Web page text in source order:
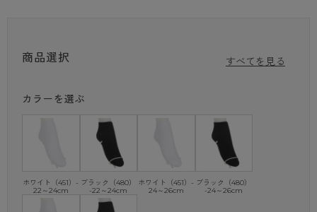
そのため伸縮性がよく、ゴムの跡がつきにくい。
独自開発の細くてソフトな糸を全段に使用して、心地よいフィット感を実
編み目が凹凸がなくキレイなのも特徴。
特徴③：かかとフィット編み（変型Yヒール）！
立体的にかかと全体をしっかり包み込み、ズレにくい。
特徴④：つま先ゆったり編み（変型Yトウ）！
立体的につま先をゆったり編むことで、地面を指先でしっかりとらえる。
商品選択 すべてを見る
カラーを選ぶ
ホワイト（451）-
22～24cm
ブラック（480）
-22～24cm
ホワイト（451）-
24～26cm
ブラック（480）
-24～26cm